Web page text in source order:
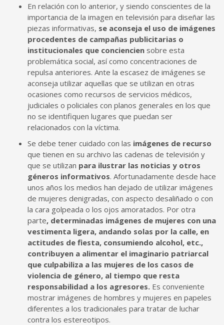
En relación con lo anterior, y siendo conscientes de la
importancia de la imagen en televisión para diseñar las
piezas informativas, se aconseja el uso de imágenes
procedentes de campañas publicitarias o
institucionales que conciencien sobre esta
problemática social, así como concentraciones de
repulsa anteriores. Ante la escasez de imágenes se
aconseja utilizar aquellas que se utilizan en otras
ocasiones como recursos de servicios médicos,
judiciales o policiales con planos generales en los que
no se identifiquen lugares que puedan ser
relacionados con la víctima.
Se debe tener cuidado con las imágenes de recurso
que tienen en su archivo las cadenas de televisión y
que se utilizan para ilustrar las noticias y otros
géneros informativos. Afortunadamente desde hace
unos años los medios han dejado de utilizar imágenes
de mujeres denigradas, con aspecto desaliñado o con
la cara golpeada o los ojos amoratados. Por otra
parte, determinadas imágenes de mujeres con una
vestimenta ligera, andando solas por la calle, en
actitudes de fiesta, consumiendo alcohol, etc.,
contribuyen a alimentar el imaginario patriarcal
que culpabiliza a las mujeres de los casos de
violencia de género, al tiempo que resta
responsabilidad a los agresores. Es conveniente
mostrar imágenes de hombres y mujeres en papeles
diferentes a los tradicionales para tratar de luchar
contra los estereotipos.